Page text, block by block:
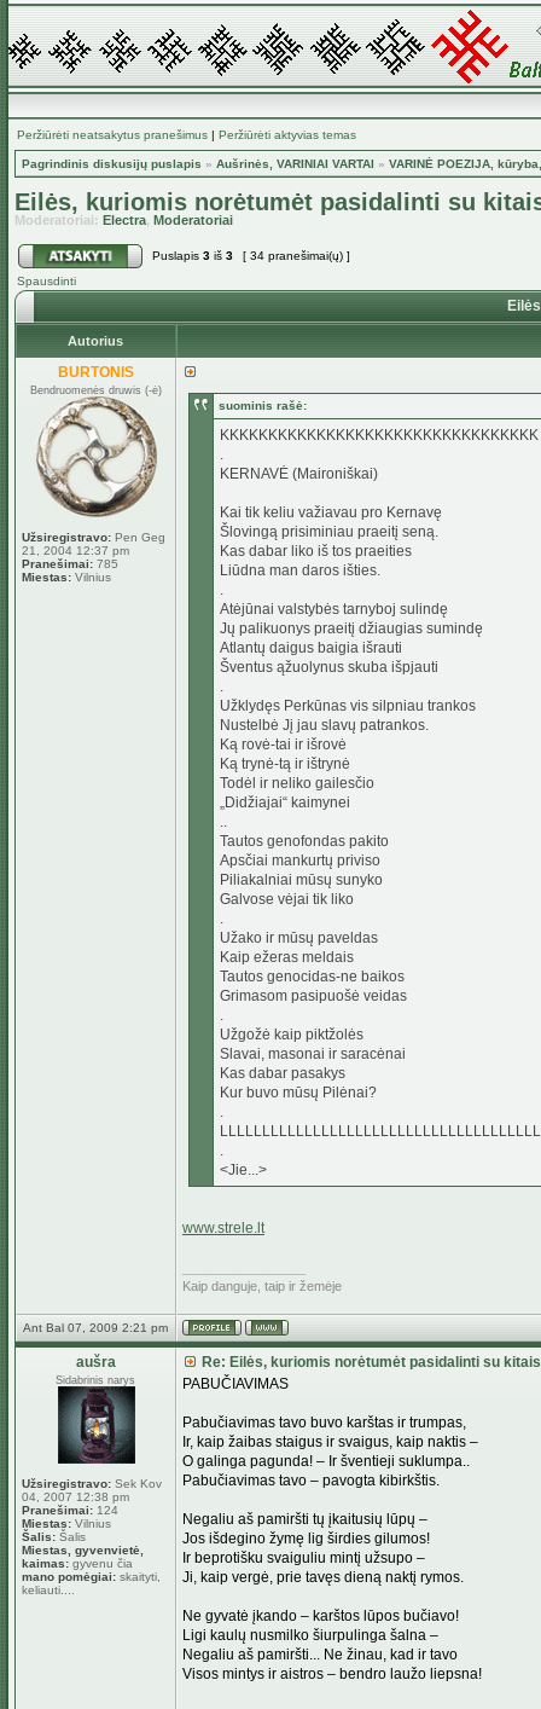
Peržiūrėti neatsakytus pranešimus | Peržiūrėti aktyvias temas
Pagrindinis diskusijų puslapis » Aušrinės, VARINIAI VARTAI » VARINĖ POEZIJA,
Eilės, kuriomis norėtumėt pasidalinti su
Moderatoriai: Electra, Moderatoriai
Puslapis 3 iš 3
[ 34 pranešimai(ų) ]
Spausdinti
Autorius
BURTONIS
Bendruomenės druwis (-ė)
Užsiregistravo: Pen Geg
21, 2004 12:37 pm
Pranešimai: 785
Miestas: Vilnius
suominis rašė:
KKKKKKKKKKKKKKKKKKKKKKKKKKKKKKKKK
.
KERNAVĖ (Maironiškai)
Kai tik keliu važiavau pro Kernavę
Šlovingą prisiminiau praeitį seną.
Kas dabar liko iš tos praeities
Liūdna man daros išties.
.
Atėjūnai valstybės tarnyboj sulindę
Jų palikuonys praeitį džiaugias sumindę
Atlantų daigus baigia išrauti
Šventus ąžuolynus skuba išpjauti
.
Užklydęs Perkūnas vis silpniau trankos
Nustelbė Jį jau slavų patrankos.
Ką rovė-tai ir išrovė
Ką trynė-tą ir ištrynė
Todėl ir neliko gailesčio
„Didžiajai“ kaimynei
..
Tautos genofondas pakito
Apsčiai mankurtų priviso
Piliakalniai mūsų sunyko
Galvose vėjai tik liko
.
Užako ir mūsų paveldas
Kaip ežeras meldais
Tautos genocidas-ne baikos
Grimasom pasipuošė veidas
.
Užgožė kaip piktžolės
Slavai, masonai ir saracėnai
Kas dabar pasakys
Kur buvo mūsų Pilėnai?
.
.
<Jie...>
www.strele.lt
Kaip danguje, taip ir žemėje
Ant Bal 07, 2009 2:21 pm
aušra
Sidabrinis narys
Užsiregistravo: Sek Kov
04, 2007 12:38 pm
Pranešimai: 124
Miestas: Vilnius
Šalis: Šalis
Miestas, gyvenvietė,
kaimas: gyvenu čia
mano pomėgiai: skaityti,
keliauti....
Re: Eilės, kuriomis norėtumėt pasidalinti su kitais
PABUČIAVIMAS
Pabučiavimas tavo buvo karštas ir trumpas,
Ir, kaip žaibas staigus ir svaigus, kaip naktis –
O galinga pagunda! – Ir šventieji suklumpa..
Pabučiavimas tavo – pavogta kibirkštis.
Negaliu aš pamiršti tų įkaitusių lūpų –
Jos išdegino žymę lig širdies gilumos!
Ir beprotišku svaiguliu mintį užsupo –
Ji, kaip vergė, prie tavęs dieną naktį rymos.
Ne gyvatė įkando – karštos lūpos bučiavo!
Ligi kaulų nusmilko šiurpulinga šalna –
Negaliu aš pamiršti... Ne žinau, kad ir tavo
Visos mintys ir aistros – bendro laužo liepsna!